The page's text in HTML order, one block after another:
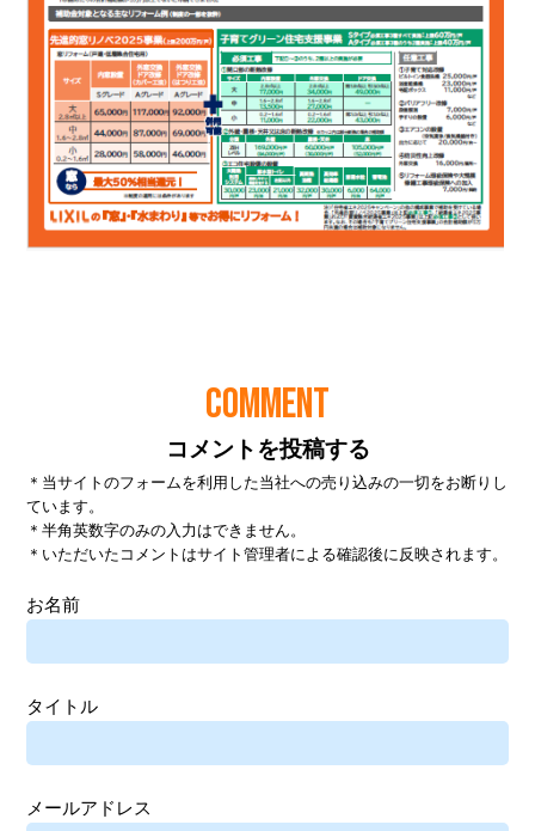
COMMENT
コメントを投稿する
＊当サイトのフォームを利用した当社への売り込みの一切をお断りし
ています。
＊半角英数字のみの入力はできません。
＊いただいたコメントはサイト管理者による確認後に反映されます。
お名前
タイトル
メールアドレス